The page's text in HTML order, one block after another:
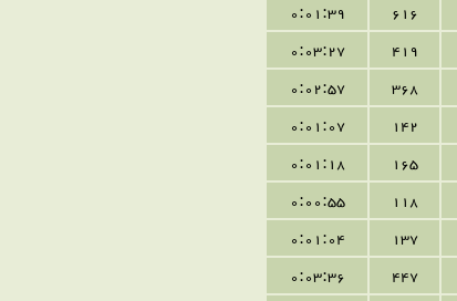
616
0:01:39
419
0:03:27
368
0:02:57
142
0:01:07
165
0:01:18
118
0:00:55
137
0:01:04
447
0:03:36